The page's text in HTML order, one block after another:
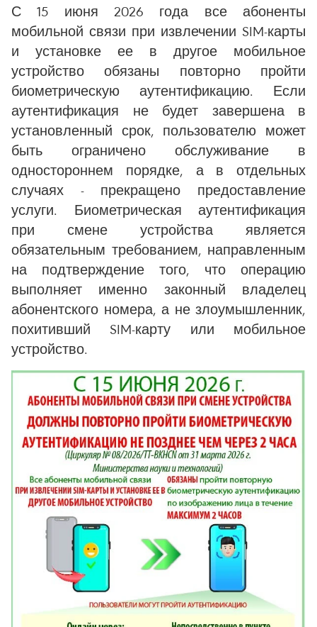
С 15 июня 2026 года все абоненты
мобильной связи при извлечении SIM-карты
и установке ее в другое мобильное
устройство обязаны повторно пройти
биометрическую аутентификацию. Если
аутентификация не будет завершена в
установленный срок, пользователю может
быть ограничено обслуживание в
одностороннем порядке, а в отдельных
случаях - прекращено предоставление
услуги. Биометрическая аутентификация
при смене устройства является
обязательным требованием, направленным
на подтверждение того, что операцию
выполняет именно законный владелец
абонентского номера, а не злоумышленник,
похитивший SIM-карту или мобильное
устройство.